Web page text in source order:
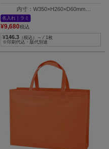
内寸：W350×H260×D60mm
外寸：W410×H260×D60mm
名入れ｜ラミ
¥9,680税込
¥146.3 （税込）～ ⁄ 1枚
※印刷代込・版代別途